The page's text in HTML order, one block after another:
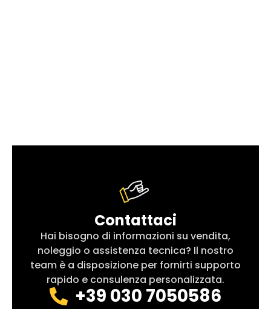
Contattaci
Hai bisogno di informazioni su vendita,
noleggio o assistenza tecnica? Il nostro
team è a disposizione per fornirti supporto
rapido e consulenza personalizzata.
+39 030 7050586